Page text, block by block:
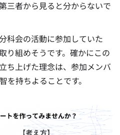
三者から見ると分からないで
科会の活動に参加していた
り組めそうです。確かにこの
ち上げた理念は、参加メンバ
を持ちよることです。